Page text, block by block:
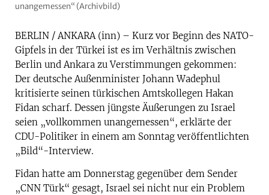
unangemessen“ (Archivbild)
BERLIN / ANKARA (inn) – Kurz vor Beginn des NATO-
Gipfels in der Türkei ist es im Verhältnis zwischen
Berlin und Ankara zu Verstimmungen gekommen:
Der deutsche Außenminister Johann Wadephul
kritisierte seinen türkischen Amtskollegen Hakan
Fidan scharf. Dessen jüngste Äußerungen zu Israel
seien „vollkommen unangemessen“, erklärte der
CDU-Politiker in einem am Sonntag veröffentlichten
„Bild“-Interview.
Fidan hatte am Donnerstag gegenüber dem Sender
„CNN Türk“ gesagt, Israel sei nicht nur ein Problem